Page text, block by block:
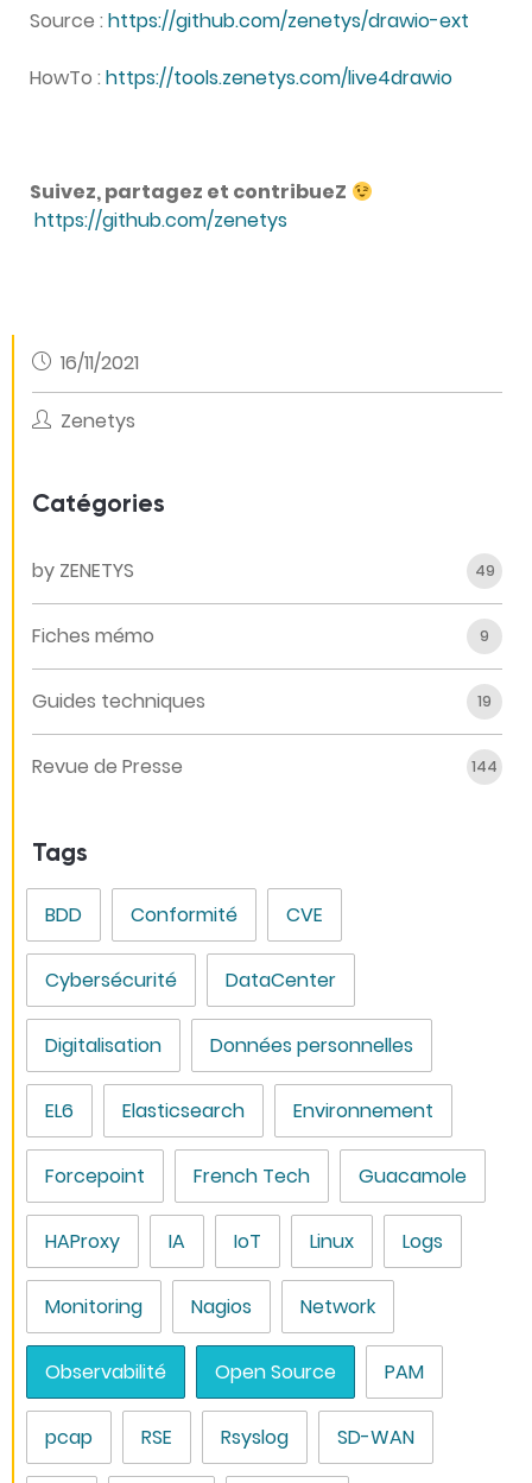
Source : https://github.com/zenetys/drawio-ext
HowTo : https://tools.zenetys.com/live4drawio
Suivez, partagez et contribueZ
https://github.com/zenetys
16/11/2021
Zenetys
Catégories
by ZENETYS 49
Fiches mémo 9
Guides techniques 19
Revue de Presse 144
Tags
BDD Conformité CVE
Cybersécurité DataCenter
Digitalisation Données personnelles
EL6 Elasticsearch Environnement
Forcepoint French Tech Guacamole
HAProxy IA IoT Linux Logs
Monitoring Nagios Network
Observabilité Open Source PAM
pcap RSE Rsyslog SD-WAN